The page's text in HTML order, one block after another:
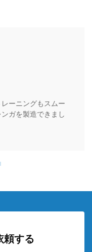
ーニングもスムー
ガを製造できまし
頼する